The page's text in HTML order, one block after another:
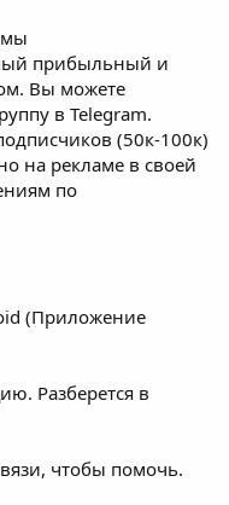
прибыльный и
Вы можете
в Telegram.
(50к-100к)
на рекламе в своей
по
(Приложение
Разберется в
чтобы помочь.